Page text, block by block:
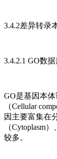
3.4.2差异转录
3.4.2.1 GO数
GO是基因本
（Cellular
因主要富集在
（Cytoplasm
较多。